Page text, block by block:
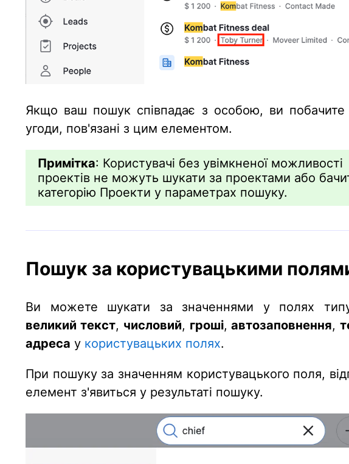
Якщо ваш пошук співпадає з особою, ви побачите
угоди, пов'язані з цим елементом.
Примітка: Користувачі без увімкненої можливості
проектів не можуть шукати за проектами або
категорію Проекти у параметрах пошуку.
Пошук за користувацькими
Ви можете шукати за значеннями у полях
великий текст, числовий, гроші,автозаповнення,
адреса у користувацьких полях.
При пошуку за значенням користувацького поля,
елемент з'явиться у результаті пошуку.